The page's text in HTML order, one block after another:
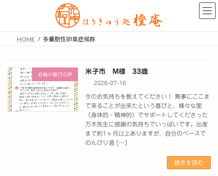
ン
ー
HOME 多嚢胞性卵巣症候群
妊娠の喜びの声 米子市 M様 33歳
2026-07-16
今のお気持ちを教えてください！ 無事にここま
で来ることが出来たという喜びと、様々な面
（身体的・精神的）でサポートしてくださった
万木先生に感謝の気持ちでいっぱいです。出産
まで約1ヶ月以上ありますが、自分のペースで
のんびり過 […]
続きを読む